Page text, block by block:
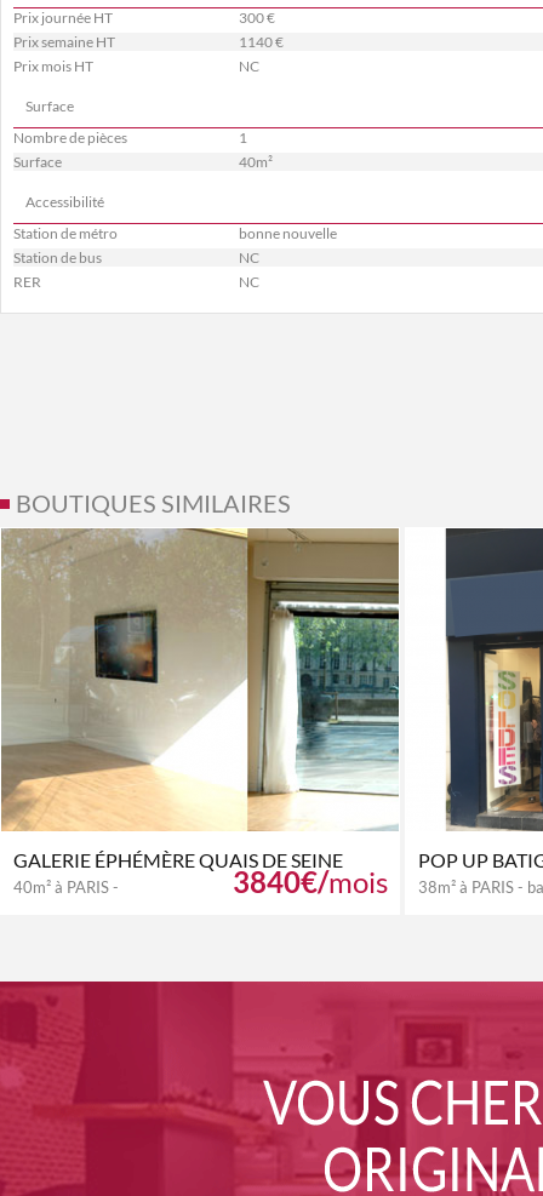
Prix journée HT
300 €
Prix semaine HT
1140 €
Prix mois HT
NC
Surface
Nombre de pièces
1
Surface
40m²
Accessibilité
Station de métro
bonne nouvelle
Station de bus
NC
RER
NC
BOUTIQUES SIMILAIRES
GALERIE ÉPHÉMÈRE QUAIS DE SEINE
40m² à PARIS - 3840€/mois
POP UP
38m² à PARIS -